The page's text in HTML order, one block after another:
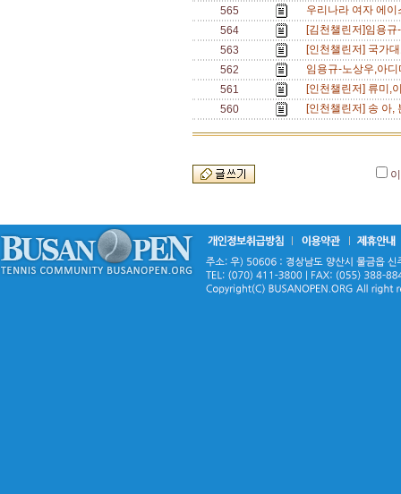
565
우리나라 여자 에
564
[김천챌린저]임용
563
[인천챌린저] 국가
562
임용규-노상우,아
561
[인천챌린저] 류미,
560
[인천챌린저] 송 아